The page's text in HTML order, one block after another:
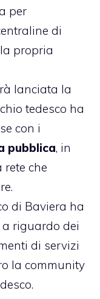
per
di
propria
lanciata la
tedesco ha
con i
pubblica, in
che
di Baviera ha
riguardo dei
di servizi
la community